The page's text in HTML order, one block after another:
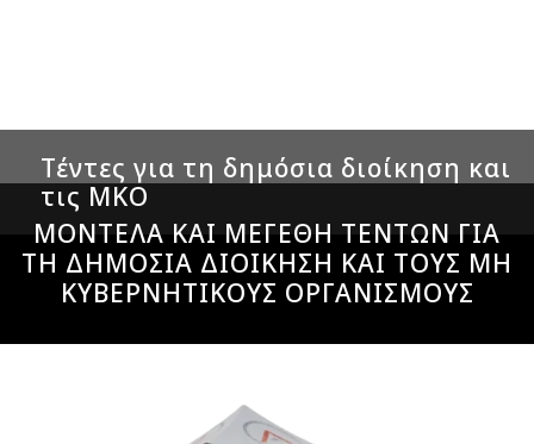
Τέντες για τη δημόσια διοίκηση και
τις ΜΚΟ
ΜΟΝΤΕΛΑ ΚΑΙ ΜΕΓΕΘΗ ΤΕΝΤΩΝ ΓΙΑ
ΤΗ ΔΗΜΟΣΙΑ ΔΙΟΙΚΗΣΗ ΚΑΙ ΤΟΥΣ ΜΗ
ΚΥΒΕΡΝΗΤΙΚΟΥΣ ΟΡΓΑΝΙΣΜΟΥΣ